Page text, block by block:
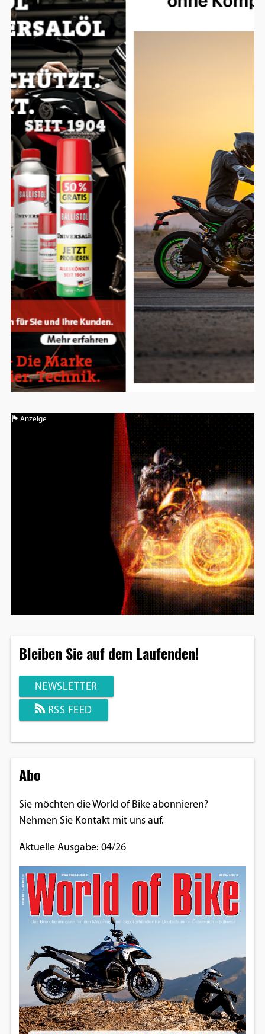
Anzeige
Bleiben Sie auf dem Laufenden!
NEWSLETTER
RSS FEED
Abo
Sie möchten die World of Bike abonnieren?
Nehmen Sie Kontakt mit uns auf.
Aktuelle Ausgabe: 04/26